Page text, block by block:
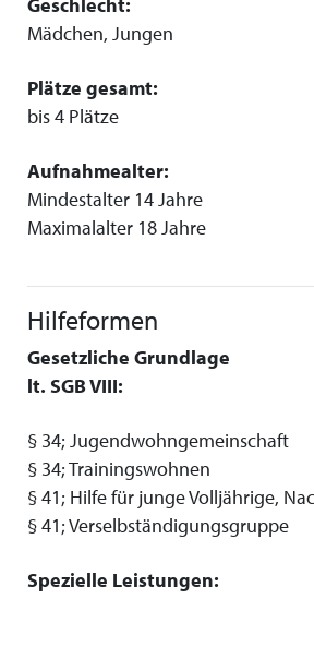
Geschlecht:
Mädchen, Jungen
Plätze gesamt:
bis 4 Plätze
Aufnahmealter:
Mindestalter 14 Jahre
Maximalalter 18 Jahre
Hilfeformen
Gesetzliche Grundlage
lt. SGB VIII:
§ 34; Jugendwohngemeinschaft
§ 34; Trainingswohnen
§ 41; Hilfe für junge Volljährige,
§ 41; Verselbständigungsgruppe
Spezielle Leistungen: